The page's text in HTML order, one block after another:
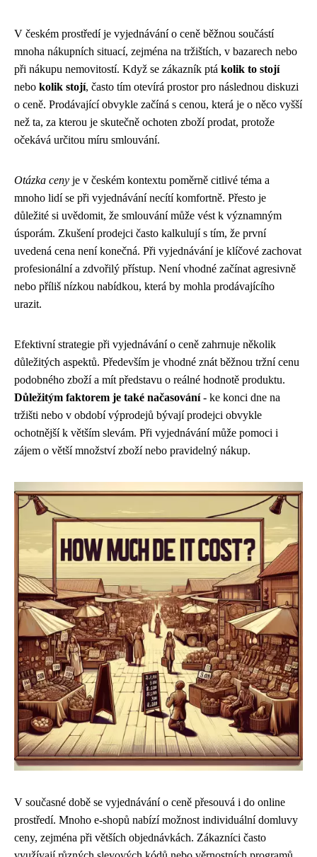
V českém prostředí je vyjednávání o ceně běžnou součástí
mnoha nákupních situací, zejména na tržištích, v bazarech nebo
při nákupu nemovitostí. Když se zákazník ptá kolik to stojí
nebo kolik stojí, často tím otevírá prostor pro následnou diskuzi
o ceně. Prodávající obvykle začíná s cenou, která je o něco vyšší
než ta, za kterou je skutečně ochoten zboží prodat, protože
očekává určitou míru smlouvání.
Otázka ceny je v českém kontextu poměrně citlivé téma a
mnoho lidí se při vyjednávání necítí komfortně. Přesto je
důležité si uvědomit, že smlouvání může vést k významným
úsporám. Zkušení prodejci často kalkulují s tím, že první
uvedená cena není konečná. Při vyjednávání je klíčové zachovat
profesionální a zdvořilý přístup. Není vhodné začínat agresivně
nebo příliš nízkou nabídkou, která by mohla prodávajícího
urazit.
Efektivní strategie při vyjednávání o ceně zahrnuje několik
důležitých aspektů. Především je vhodné znát běžnou tržní cenu
podobného zboží a mít představu o reálné hodnotě produktu.
Důležitým faktorem je také načasování- ke konci dne na
tržišti nebo v období výprodejů bývají prodejci obvykle
ochotnější k větším slevám. Při vyjednávání může pomoci i
zájem o větší množství zboží nebo pravidelný nákup.
V současné době se vyjednávání o ceně přesouvá i do online
prostředí. Mnoho e-shopů nabízí možnost individuální domluvy
ceny, zejména při větších objednávkách. Zákazníci často